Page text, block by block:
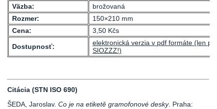
Väzba:
brožovaná
Rozmer:
150×210 mm
Cena:
3,50 Kčs
Dostupnosť:
elektronická verzia v pdf formáte (len
SIOZZZ!)
Citácia (STN ISO 690)
ŠEDA, Jaroslav. Co je na etiketě gramofonové desky. Praha: